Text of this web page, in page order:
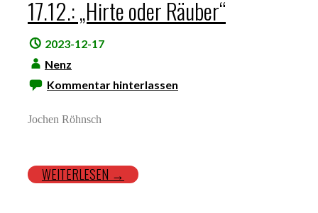
17.12.: „Hirte oder Räuber“
2023-12-17
Nenz
Kommentar hinterlassen
Jochen Röhnsch
WEITERLESEN →